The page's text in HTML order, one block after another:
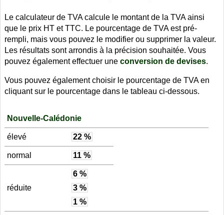
Le calculateur de TVA calcule le montant de la TVA ainsi
que le prix HT et TTC. Le pourcentage de TVA est pré-
rempli, mais vous pouvez le modifier ou supprimer la valeur.
Les résultats sont arrondis à la précision souhaitée. Vous
pouvez également effectuer une conversion de devises.
Vous pouvez également choisir le pourcentage de TVA en
cliquant sur le pourcentage dans le tableau ci-dessous.
Nouvelle-Calédonie
élevé 22 %
normal 11 %
réduite
6 %
3 %
1 %